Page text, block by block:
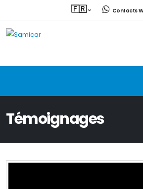
🇫🇷 Contacts
Témoignages